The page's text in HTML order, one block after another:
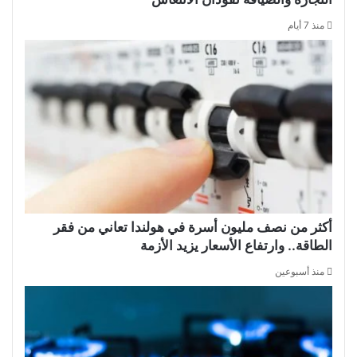
منذ 7 أيام
أكثر من نصف مليون أسرة في هولندا تعاني من فقر
الطاقة.. وارتفاع الأسعار يزيد الأزمة
منذ أسبوعين